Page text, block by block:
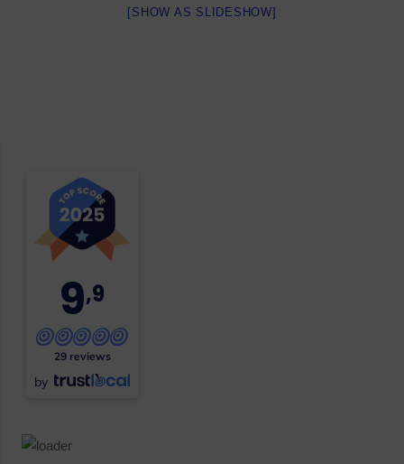
[SHOW AS SLIDESHOW]
9,9
29 reviews
by